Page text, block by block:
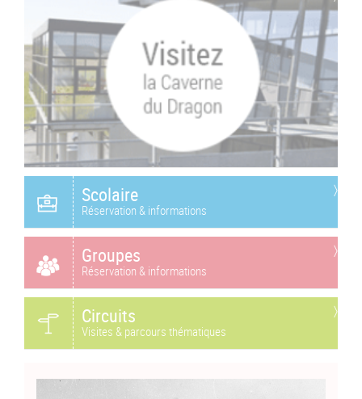
Scolaire
Réservation & informations
Groupes
Réservation & informations
Circuits
Visites & parcours thématiques